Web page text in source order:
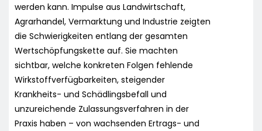
werden kann. Impulse aus Landwirtschaft,
Agrarhandel, Vermarktung und Industrie zeigten
die Schwierigkeiten entlang der gesamten
Wertschöpfungskette auf. Sie machten
sichtbar, welche konkreten Folgen fehlende
Wirkstoffverfügbarkeiten, steigender
Krankheits- und Schädlingsbefall und
unzureichende Zulassungsverfahren in der
Praxis haben – von wachsenden Ertrags- und